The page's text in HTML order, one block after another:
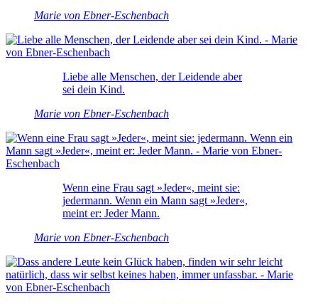
Marie von Ebner-Eschenbach
Liebe alle Menschen, der Leidende aber
sei dein Kind.
Marie von Ebner-Eschenbach
Wenn eine Frau sagt »Jeder«, meint sie:
jedermann. Wenn ein Mann sagt »Jeder«,
meint er: Jeder Mann.
Marie von Ebner-Eschenbach